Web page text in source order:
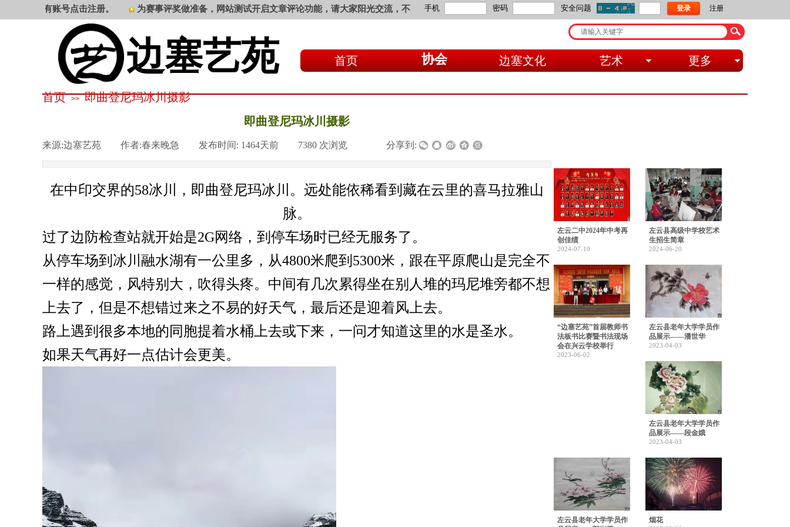
手机 密码 安全问题 登录 注册
号，没有账号点击注册。 为赛事评奖做准备，网站测试开启文章评论功能，请大家阳光交流，不吝赐教！评论需要登录账号，没有账号点击注册。
边塞艺苑 首页 协会 边塞文化 艺术 更多
首页 >>
即曲登尼玛冰川摄影
即曲登尼玛冰川摄影
来源:边塞艺苑 作者:春来晚急 发布时间: 1464天前 7380 次浏览 分享到:
在中印交界的58冰川，即曲登尼玛冰川。远处能依稀看到藏在云里的喜马拉雅山
脉。
过了边防检查站就开始是2G网络，到停车场时已经无服务了。
从停车场到冰川融水湖有一公里多，从4800米爬到5300米，跟在平原爬山是完全不
一样的感觉，风特别大，吹得头疼。中间有几次累得坐在别人堆的玛尼堆旁都不想
上去了，但是不想错过来之不易的好天气，最后还是迎着风上去。
路上遇到很多本地的同胞提着水桶上去或下来，一问才知道这里的水是圣水。
如果天气再好一点估计会更美。
左云二中2024年中考再
创佳绩
2024-07-10
左云县高级中学校艺术
生招生简章
2024-06-20
“边塞艺苑”首届教师书
法板书比赛暨书法现场
会在兴云学校举行
2023-06-02
左云县老年大学学员作
品展示——潘世华
2023-04-03
左云县老年大学学员作
品展示——段金娥
2023-04-03
左云县老年大学学员作
烟花